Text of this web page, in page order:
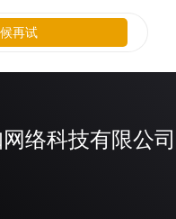
络科技有限公司
再试